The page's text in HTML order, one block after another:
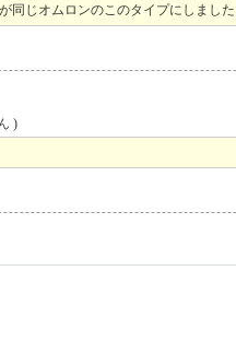
じオムロンのこのタイプにしまし
)